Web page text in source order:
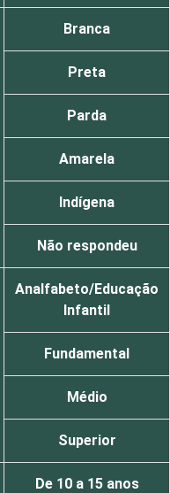
Branca
Preta
Parda
Amarela
Indígena
Não respondeu
Analfabeto/Educação
Infantil
Fundamental
Médio
Superior
De 10 a 15 anos